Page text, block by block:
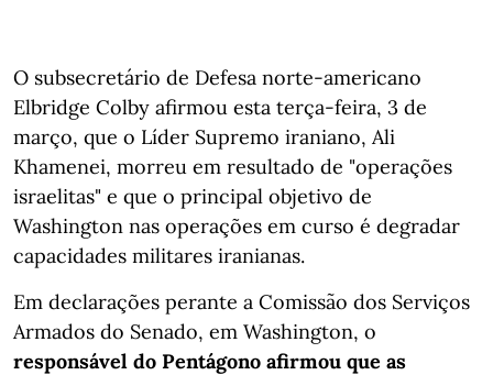
O subsecretário de Defesa norte-americano
Elbridge Colby afirmou esta terça-feira, 3 de
março, que o Líder Supremo iraniano, Ali
Khamenei, morreu em resultado de "operações
israelitas" e que o principal objetivo de
Washington nas operações em curso é degradar
capacidades militares iranianas.
Em declarações perante a Comissão dos Serviços
Armados do Senado, em Washington, o
responsável do Pentágono afirmou que as